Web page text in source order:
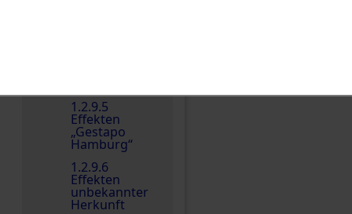
1.2.9.5
Effekten
„Gestapo
Hamburg“
1.2.9.6
Effekten
unbekannter
Herkunft